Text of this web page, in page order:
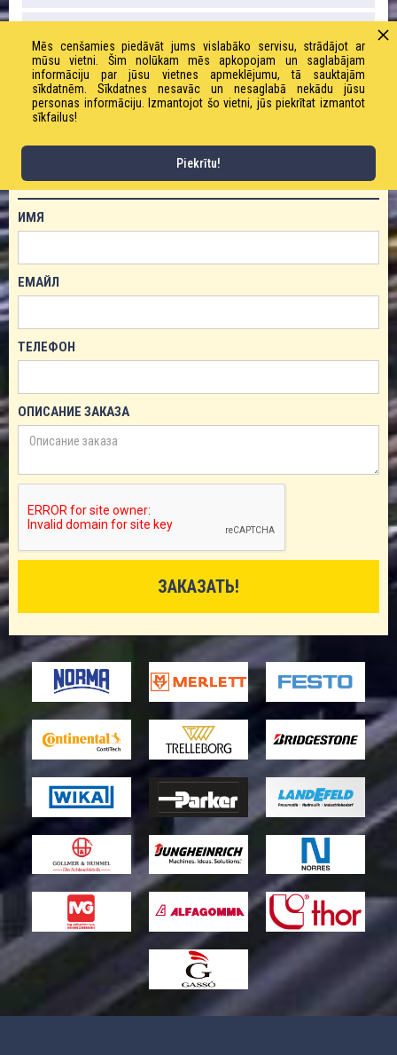
Вес: 8200 г / м
Длина рулона: 10, 15 м
ЗАКАЗАТЬ ТОВАР!
ИМЯ
ЕМАЙЛ
ТЕЛЕФОН
ОПИСАНИЕ ЗАКАЗА
Mēs cenšamies piedāvāt jums vislabāko servisu, strādājot ar
mūsu vietni. Šim nolūkam mēs apkopojam un saglabājam
informāciju par jūsu vietnes apmeklējumu, tā sauktajām
sīkdatnēm. Sīkdatnes nesavāc un nesaglabā nekādu jūsu
personas informāciju. Izmantojot šo vietni, jūs piekrītat izmantot
sīkfailus!
Piekrītu!